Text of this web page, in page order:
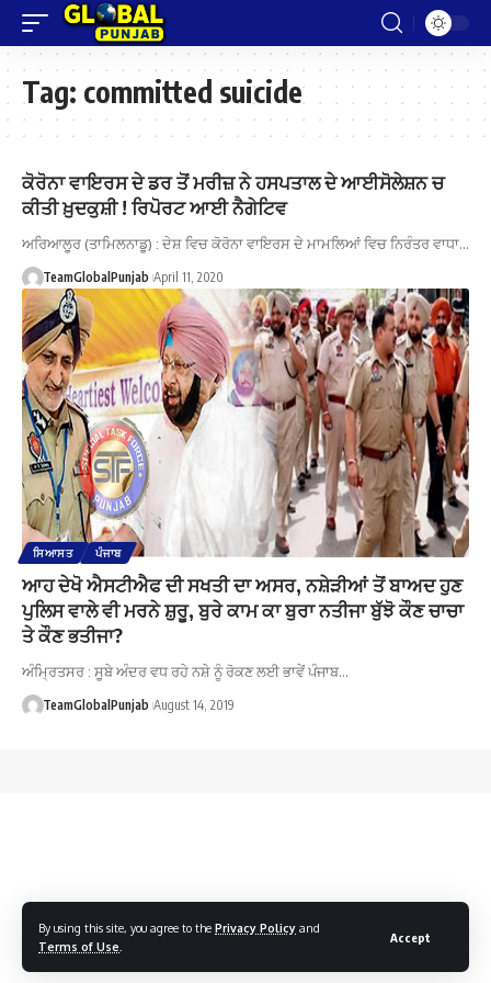
By using this site, you agree to the Privacy Policy and
Terms of Use
Accept
Tag: committed suicide
ਕੋਰੋਨਾ ਵਾਇਰਸ ਦੇ ਡਰ ਤੋਂ ਮਰੀਜ਼ ਨੇ ਹਸਪਤਾਲ ਦੇ ਆਈਸੋਲੇਸ਼ਨ ਚ
ਕੀਤੀ ਖ਼ੁਦਕੁਸ਼ੀ ! ਰਿਪੋਰਟ ਆਈ ਨੈਗੇਟਿਵ
ਅਰਿਆਲੂਰ (ਤਾਮਿਲਨਾਡੂ) : ਦੇਸ਼ ਵਿਚ ਕੋਰੋਨਾ ਵਾਇਰਸ ਦੇ ਮਾਮਲਿਆਂ ਵਿਚ ਨਿਰੰਤਰ ਵਾਧਾ…
TeamGlobalPunjab April 11, 2020
ਸਿਆਸਤ ਪੰਜਾਬ
ਆਹ ਦੇਖੋ ਐਸਟੀਐਫ ਦੀ ਸਖਤੀ ਦਾ ਅਸਰ, ਨਸ਼ੇੜੀਆਂ ਤੋਂ ਬਾਅਦ ਹੁਣ
ਪੁਲਿਸ ਵਾਲੇ ਵੀ ਮਰਨੇ ਸ਼ੁਰੂ, ਬੁਰੇ ਕਾਮ ਕਾ ਬੁਰਾ ਨਤੀਜਾ ਬੁੱਝੋ ਕੌਣ ਚਾਚਾ
ਤੇ ਕੌਣ ਭਤੀਜਾ?
ਅੰਮ੍ਰਿਤਸਰ : ਸੂਬੇ ਅੰਦਰ ਵਧ ਰਹੇ ਨਸ਼ੇ ਨੂੰ ਰੋਕਣ ਲਈ ਭਾਵੇਂ ਪੰਜਾਬ…
TeamGlobalPunjab August 14, 2019